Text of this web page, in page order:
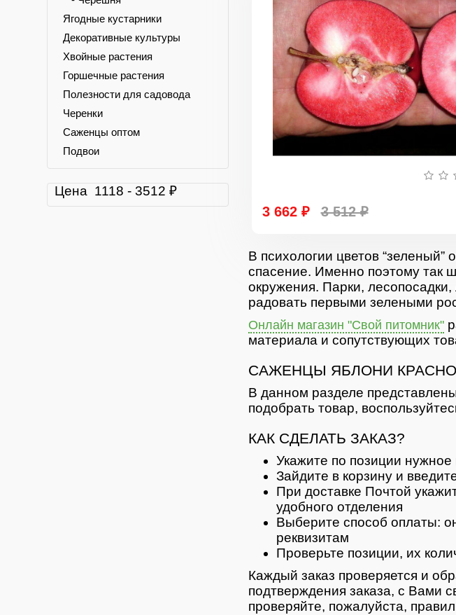
Ягодные кустарники
Декоративные культуры
Хвойные растения
Горшечные растения
Полезности для садовода
Черенки
Саженцы оптом
Подвои
Цена 1118 - 3512 ₽
3 662 ₽ 3 512 ₽
В психологии цветов “зеленый”
спасение. Именно поэтому так
окружения. Парки,
радовать первыми зелеными
Онлайн магазин "Свой питомник"
материала и сопутствующих
САЖЕНЦЫ ЯБЛОНИ
В данном разделе
подобрать товар,
КАК СДЕЛАТЬ ЗАКАЗ?
Укажите по позиции нужное
Зайдите в корзину и
При доставке Почтой
удобного отделения
Выберите способ оплаты:
реквизитам
Проверьте позиции, их
Каждый заказ проверяется и
подтверждения заказа, с Вами
проверяйте, пожалуйста,